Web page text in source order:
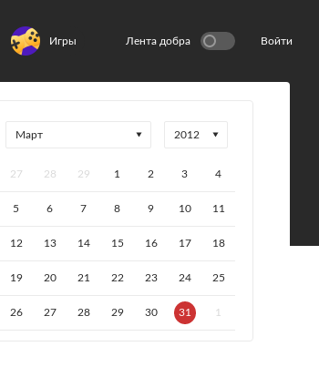
Игры Лента добра Войти
27 28 29 1 2 3 4
5 6 7 8 9 10 11
12 13 14 15 16 17 18
19 20 21 22 23 24 25
26 27 28 29 30 31 1